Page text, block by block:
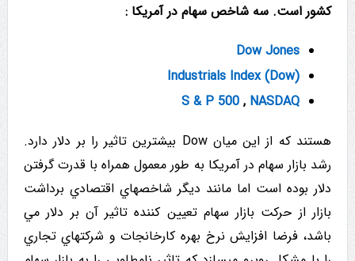
کشور است. سه شاخص سهام در آمریکا :
Dow Jones
(Industrials Index (Dow
S & P 500 , NASDAQ
هستند که از این میان Dow بیشترین تاثیر را بر دلار دارد.
رشد بازار سهام در آمریکا به طور معمول همراه با قدرت گرفتن
دلار بوده است اما مانند دیگر شاخصهاي اقتصادي برداشت
بازار از حرکت بازار سهام تعیین کننده تاثیر آن بر دلار مي
باشد، فرضا افزایش نرخ بهره کارخانجات و شركتهاي تجاري